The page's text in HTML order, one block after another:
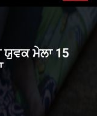
ਯੁਵਕ ਮੇਲਾ 15